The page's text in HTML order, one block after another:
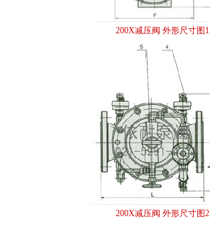
200X减压阀 外形尺寸图1
200X减压阀 外形尺寸图2